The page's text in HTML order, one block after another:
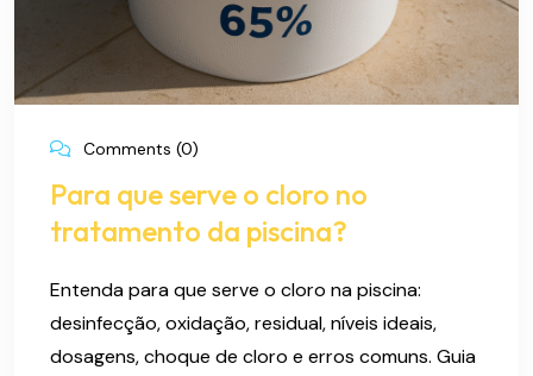
Comments (0)
Para que serve o cloro no
tratamento da piscina?
Entenda para que serve o cloro na piscina:
desinfecção, oxidação, residual, níveis ideais,
dosagens, choque de cloro e erros comuns. Guia